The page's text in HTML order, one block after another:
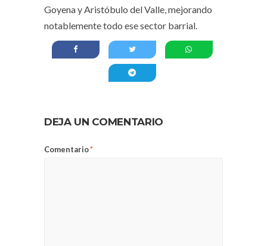
Goyena y Aristóbulo del Valle, mejorando
notablemente todo ese sector barrial.
DEJA UN COMENTARIO
Comentario*